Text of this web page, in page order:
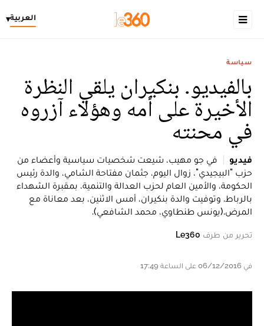
العربية▾
سياسة
بالفيديو. بنكيران يلقي النظرة
الأخيرة على أمه وهؤلاء آزروه
في محنته
فيديو
في جو مهيب، شيعت شخصيات سياسية وأعضاء من
حزب "البيجيدي"، زوال اليوم، جثمان مفتاحة الشامي، والدة رئيس
الحكومة، والأمين العام لحزب العدالة والتنمية، بمقبرة الشهداء
بالرباط. وتوفيت والدة بنكيران، أمس الاثنين، بعد معاناة مع
المرض.(يونس طنطاوي، محمد الشافعي).
تحرير من طرف Le360
في 06/12/2016 على الساعة 17:49